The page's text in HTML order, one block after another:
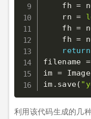
    fh
=
    rn
=
    fh
=
    fh
=
return
filename =
im = Image
im . save(
利用该代码生成的几